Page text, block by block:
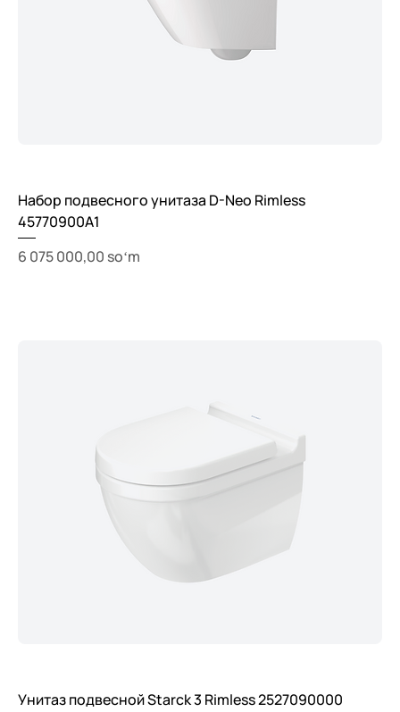
Набор подвесного унитаза D-Neo Rimless
45770900A1
Price
6 075 000,00 soʻm
Унитаз подвесной Starck 3 Rimless 2527090000